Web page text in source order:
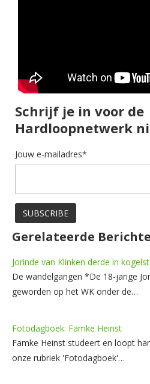
Schrijf je in voor de
Hardloopnetwerk
Jouw e-mailadres*
Gerelateerde
Jorinde van Klinken derde in
De wandelgangen *De 18-jarige
geworden op het WK onder de…
Fotodagboek: Famke Heinst
Famke Heinst studeert en loopt
onze rubriek 'Fotodagboek'…